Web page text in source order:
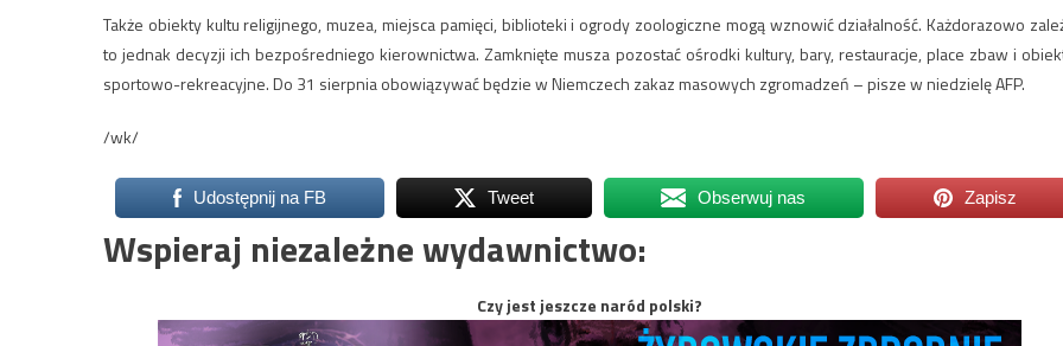
Także obiekty kultu religijnego, muzea, miejsca pamięci, biblioteki i ogrody zoologiczne mogą wznowić działalność. Każdorazowo
to jednak decyzji ich bezpośredniego kierownictwa. Zamknięte musza pozostać ośrodki kultury, bary, restauracje, place zbaw i
sportowo-rekreacyjne. Do 31 sierpnia obowiązywać będzie w Niemczech zakaz masowych zgromadzeń – pisze w niedzielę AFP.
/wk/
Udostępnij na FB Tweet Obserwuj nas Zapisz
Wspieraj niezależne wydawnictwo:
Czy jest jeszcze naród polski?